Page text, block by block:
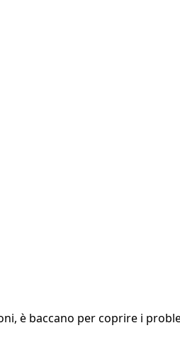
è baccano per coprire i